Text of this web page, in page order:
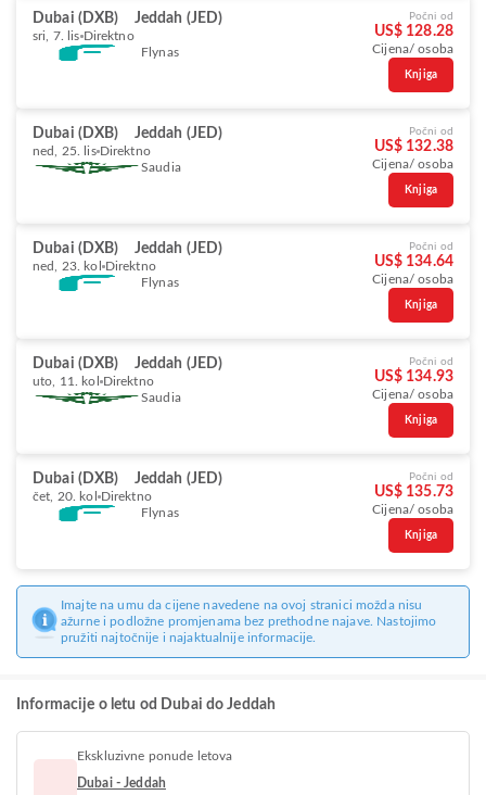
Dubai (DXB) Jeddah (JED)
sri, 7. lis Direktno
Flynas
Počni od
US$ 128.28
Cijena/ osoba
Knjiga
Dubai (DXB) Jeddah (JED)
ned, 25. lis Direktno
Saudia
Počni od
US$ 132.38
Cijena/ osoba
Knjiga
Dubai (DXB) Jeddah (JED)
ned, 23. kol Direktno
Flynas
Počni od
US$ 134.64
Cijena/ osoba
Knjiga
Dubai (DXB) Jeddah (JED)
uto, 11. kol Direktno
Saudia
Počni od
US$ 134.93
Cijena/ osoba
Knjiga
Dubai (DXB) Jeddah (JED)
čet, 20. kol Direktno
Flynas
Počni od
US$ 135.73
Cijena/ osoba
Knjiga
Imajte na umu da cijene navedene na ovoj stranici možda nisu
ažurne i podložne promjenama bez prethodne najave. Nastojimo
pružiti najtočnije i najaktualnije informacije.
Informacije o letu od Dubai do Jeddah
Ekskluzivne ponude letova
Dubai - Jeddah